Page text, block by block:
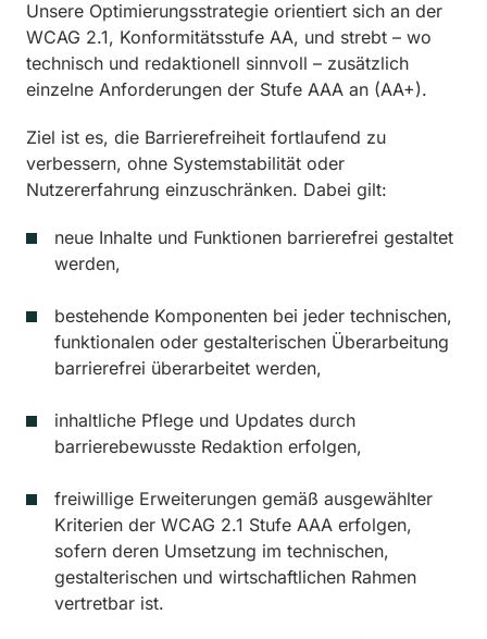
Unsere Optimierungsstrategie orientiert sich an der
WCAG 2.1, Konformitätsstufe AA, und strebt – wo
technisch und redaktionell sinnvoll – zusätzlich
einzelne Anforderungen der Stufe AAA an (AA+).
Ziel ist es, die Barrierefreiheit fortlaufend zu
verbessern, ohne Systemstabilität oder
Nutzererfahrung einzuschränken. Dabei gilt:
neue Inhalte und Funktionen barrierefrei gestaltet
werden,
bestehende Komponenten bei jeder technischen,
funktionalen oder gestalterischen Überarbeitung
barrierefrei überarbeitet werden,
inhaltliche Pflege und Updates durch
barrierebewusste Redaktion erfolgen,
freiwillige Erweiterungen gemäß ausgewählter
Kriterien der WCAG 2.1 Stufe AAA erfolgen,
sofern deren Umsetzung im technischen,
gestalterischen und wirtschaftlichen Rahmen
vertretbar ist.